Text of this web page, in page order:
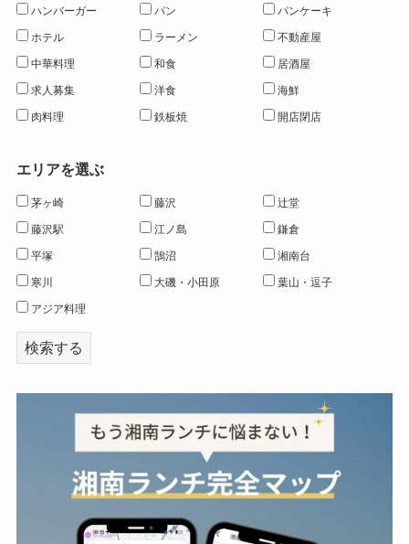
ハンバーガー パン パンケーキ
ホテル ラーメン 不動産屋
中華料理 和食 居酒屋
求人募集 洋食 海鮮
肉料理 鉄板焼 開店閉店
エリアを選ぶ
茅ヶ崎 藤沢 辻堂
藤沢駅 江ノ島 鎌倉
平塚 鵠沼 湘南台
寒川 大磯・小田原 葉山・逗子
アジア料理